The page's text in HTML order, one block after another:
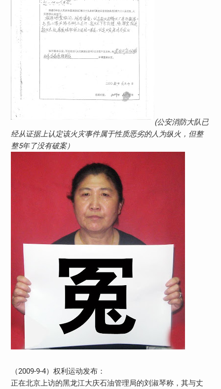
(公安消防大队已
经从证据上认定该火灾事件属于性质恶劣的人为纵火，但整
整5年了没有破案）
（2009-9-4）权利运动发布：
正在北京上访的黑龙江大庆石油管理局的刘淑琴称，其与丈